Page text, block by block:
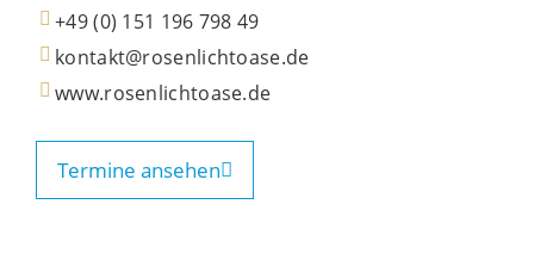
+49 (0) 151 196 798 49
kontakt@rosenlichtoase.de
www.rosenlichtoase.de
Termine ansehen